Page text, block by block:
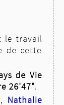
le travail
de cette
de Vie
26'47".
, Nathalie